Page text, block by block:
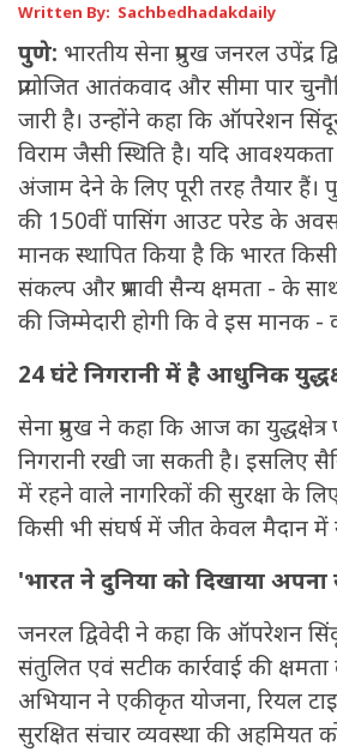
Written By: Sachbedhadakdaily
पुणे: भारतीय सेना प्रमुख जनरल उपेंद्र
प्रायोजित आतंकवाद और सीमा पार
जारी है। उन्होंने कहा कि ऑपरेशन
विराम जैसी स्थिति है। यदि
अंजाम देने के लिए पूरी तरह तैयार हैं।
की 150वीं पासिंग आउट परेड के
मानक स्थापित किया है कि भारत
संकल्प और प्रभावी सैन्य क्षमता - के
की जिम्मेदारी होगी कि वे इस
24 घंटे निगरानी में है आधुनिक
सेना प्रमुख ने कहा कि आज का युद्धक्षेत्र
निगरानी रखी जा सकती है। इसलिए
में रहने वाले नागरिकों की सुरक्षा के
किसी भी संघर्ष में जीत केवल मैदान में
'भारत ने दुनिया को दिखाया
जनरल द्विवेदी ने कहा कि ऑपरेशन
संतुलित एवं सटीक कार्रवाई की क्षमता
अभियान ने एकीकृत योजना, रियल
सुरक्षित संचार व्यवस्था की अहमियत